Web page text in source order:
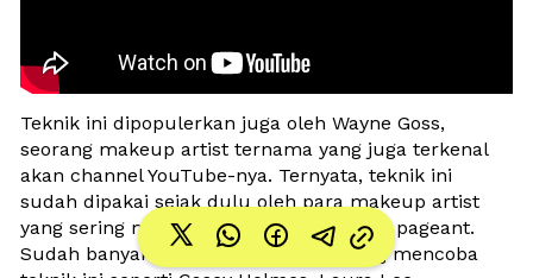
Teknik ini dipopulerkan juga oleh Wayne Goss,
seorang makeup artist ternama yang juga terkenal
akan channel YouTube-nya. Ternyata, teknik ini
sudah dipakai sejak dulu oleh para makeup artist
yang sering mendandani peserta beauty pageant.
Sudah banyak juga beauty vlogger yang mencoba